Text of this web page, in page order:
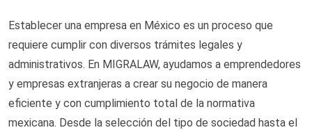
Establecer una empresa en México es un proceso que
requiere cumplir con diversos trámites legales y
administrativos. En MIGRALAW, ayudamos a emprendedores
y empresas extranjeras a crear su negocio de manera
eficiente y con cumplimiento total de la normativa
mexicana. Desde la selección del tipo de sociedad hasta el